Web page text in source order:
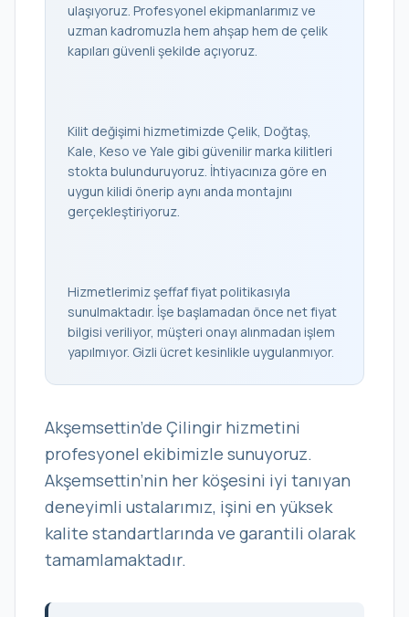
ulaşıyoruz. Profesyonel ekipmanlarımız ve
uzman kadromuzla hem ahşap hem de çelik
kapıları güvenli şekilde açıyoruz.
Kilit değişimi hizmetimizde Çelik, Doğtaş,
Kale, Keso ve Yale gibi güvenilir marka kilitleri
stokta bulunduruyoruz. İhtiyacınıza göre en
uygun kilidi önerip aynı anda montajını
gerçekleştiriyoruz.
Hizmetlerimiz şeffaf fiyat politikasıyla
sunulmaktadır. İşe başlamadan önce net fiyat
bilgisi veriliyor, müşteri onayı alınmadan işlem
yapılmıyor. Gizli ücret kesinlikle uygulanmıyor.
Akşemsettin’de Çilingir hizmetini
profesyonel ekibimizle sunuyoruz.
Akşemsettin’nin her köşesini iyi tanıyan
deneyimli ustalarımız, işini en yüksek
kalite standartlarında ve garantili olarak
tamamlamaktadır.